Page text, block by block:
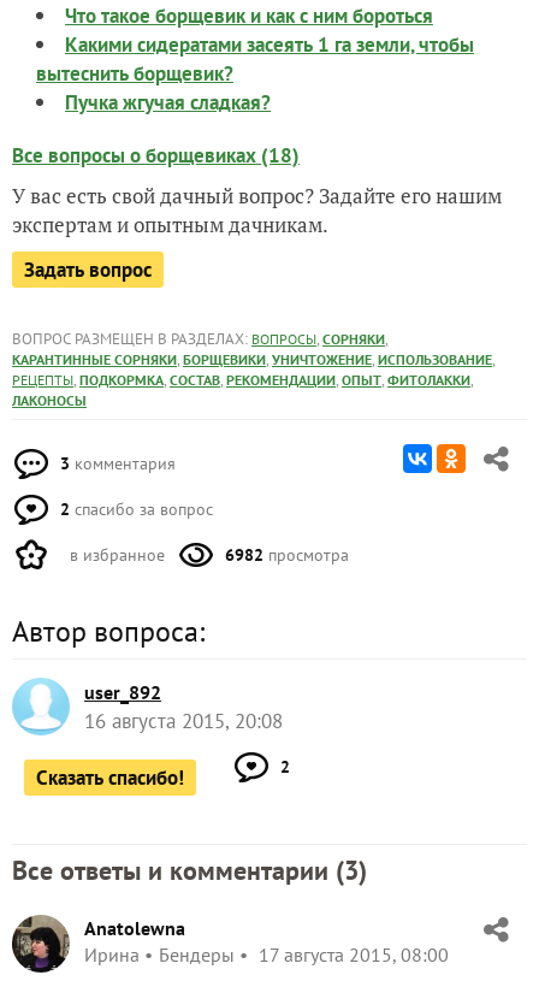
Что такое борщевик и как с ним бороться
Какими сидератами засеять 1 га земли, чтобы
вытеснить борщевик?
Пучка жгучая сладкая?
Все вопросы о борщевиках (18)
У вас есть свой дачный вопрос? Задайте его нашим
экспертам и опытным дачникам.
Задать вопрос
ВОПРОС РАЗМЕЩЕН В РАЗДЕЛАХ: ВОПРОСЫ, СОРНЯКИ,
КАРАНТИННЫЕ СОРНЯКИ, БОРЩЕВИКИ, УНИЧТОЖЕНИЕ, ИСПОЛЬЗОВАНИЕ,
РЕЦЕПТЫ, ПОДКОРМКА, СОСТАВ, РЕКОМЕНДАЦИИ, ОПЫТ, ФИТОЛАККИ,
ЛАКОНОСЫ
3 комментария
2 спасибо за вопрос
в избранное 6982 просмотра
Автор вопроса:
user_892
16 августа 2015, 20:08
Сказать спасибо! 2
Все ответы и комментарии (3)
Anatolewna
Ирина
Бендеры 17 августа 2015, 08:00